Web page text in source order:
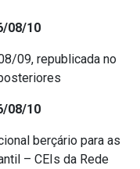
08/10
09, republicada no
08/10
berçário para as
– CEIs da Rede